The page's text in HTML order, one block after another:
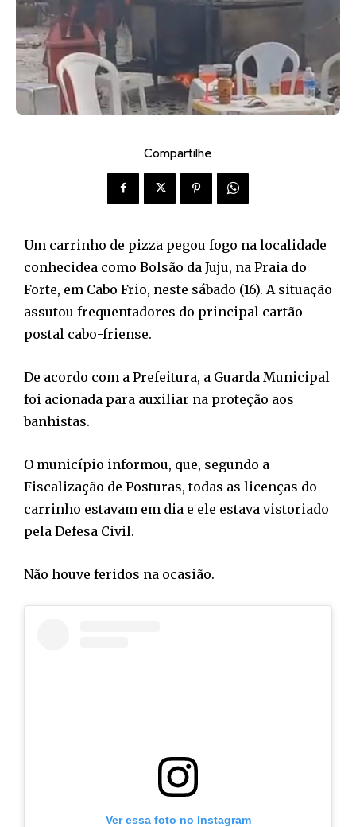
Compartilhe
Um carrinho de pizza pegou fogo na localidade
conhecidea como Bolsão da Juju, na Praia do
Forte, em Cabo Frio, neste sábado (16). A situação
assutou frequentadores do principal cartão
postal cabo-friense.
De acordo com a Prefeitura, a Guarda Municipal
foi acionada para auxiliar na proteção aos
banhistas.
O município informou, que, segundo a
Fiscalização de Posturas, todas as licenças do
carrinho estavam em dia e ele estava vistoriado
pela Defesa Civil.
Não houve feridos na ocasião.
Ver essa foto no Instagram